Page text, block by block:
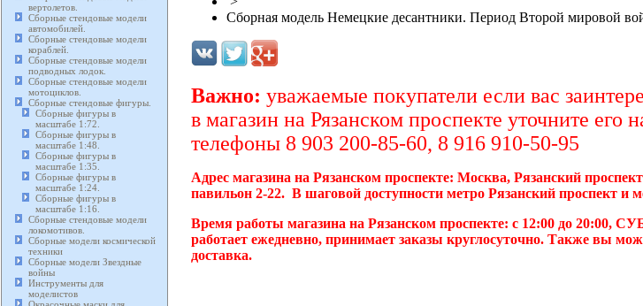
вертолетов.
Сборные стендовые модели
автомобилей.
Сборные стендовые модели
кораблей.
Сборные стендовые модели
подводных лодок.
Сборные стендовые модели
мотоциклов.
Сборные стендовые фигуры.
Сборные фигуры в
масштабе 1:72.
Сборные фигуры в
масштабе 1:48.
Сборные фигуры в
масштабе 1:35.
Сборные фигуры в
масштабе 1:24.
Сборные фигуры в
масштабе 1:16.
Сборные стендовые модели
локомотивов.
Сборные модели космической
техники
Сборные модели Звездные
войны
Инструменты для
моделистов
Сборная модель Немецкие десантники. Период Второй мировой
Важно: уважаемые покупатели если вас
в магазин на Рязанском проспекте уточните
телефоны 8 903 200-85-60, 8 916 910-50-95
Адрес магазина на Рязанском проспекте: Москва, Рязанский
павильон 2-22. В шаговой доступности метро Рязанский проспект и
Время работы магазина на Рязанском проспекте: с 12:00 до
работает ежедневно, принимает заказы круглосуточно. Также вы
доставка.